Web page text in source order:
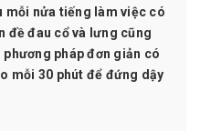
mỗi nửa tiếng làm việc có
đề đau cổ và lưng cũng
pháp đơn giản có
mỗi 30 phút để đứng dậy